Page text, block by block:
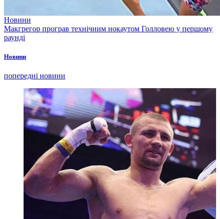
Новини
Макгрегор програв технічним нокаутом Голловею у першому
раунді
Новини
попередні новини